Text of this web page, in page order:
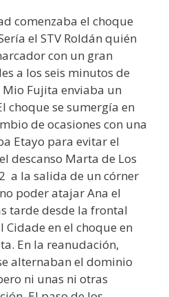
comenzaba el choque
el STV Roldán quién
con un gran
a los seis minutos de
Fujita enviaba un
choque se sumergía en
de ocasiones con una
Etayo para evitar el
descanso Marta de Los
a la salida de un córner
poder atajar Ana el
tarde desde la frontal
en el choque en
En la reanudación,
alternaban el dominio
ni unas ni otras